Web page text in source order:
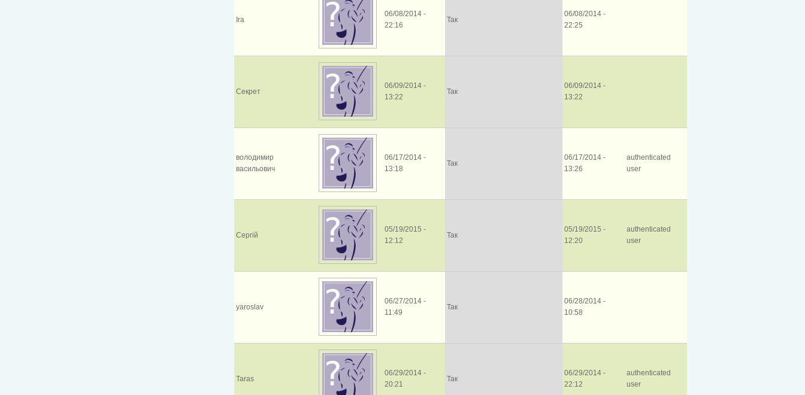
Ira
06/08/2014 -
22:16
Так
06/08/2014 -
22:25
Секрет
06/09/2014 -
13:22
Так
06/09/2014 -
13:22
володимир
васильович
06/17/2014 -
13:18
Так
06/17/2014 -
13:26
authenticated
user
Сергій
05/19/2015 -
12:12
Так
05/19/2015 -
12:20
authenticated
user
yaroslav
06/27/2014 -
11:49
Так
06/28/2014 -
10:58
Taras
06/29/2014 -
20:21
Так
06/29/2014 -
22:12
authenticated
user